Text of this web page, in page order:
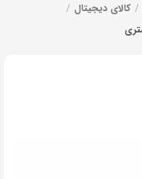
/ کالای دیجیتال /